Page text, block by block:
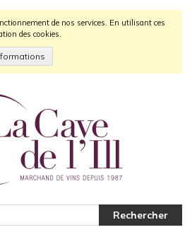
de nos services. En utilisant ces
des cookies.